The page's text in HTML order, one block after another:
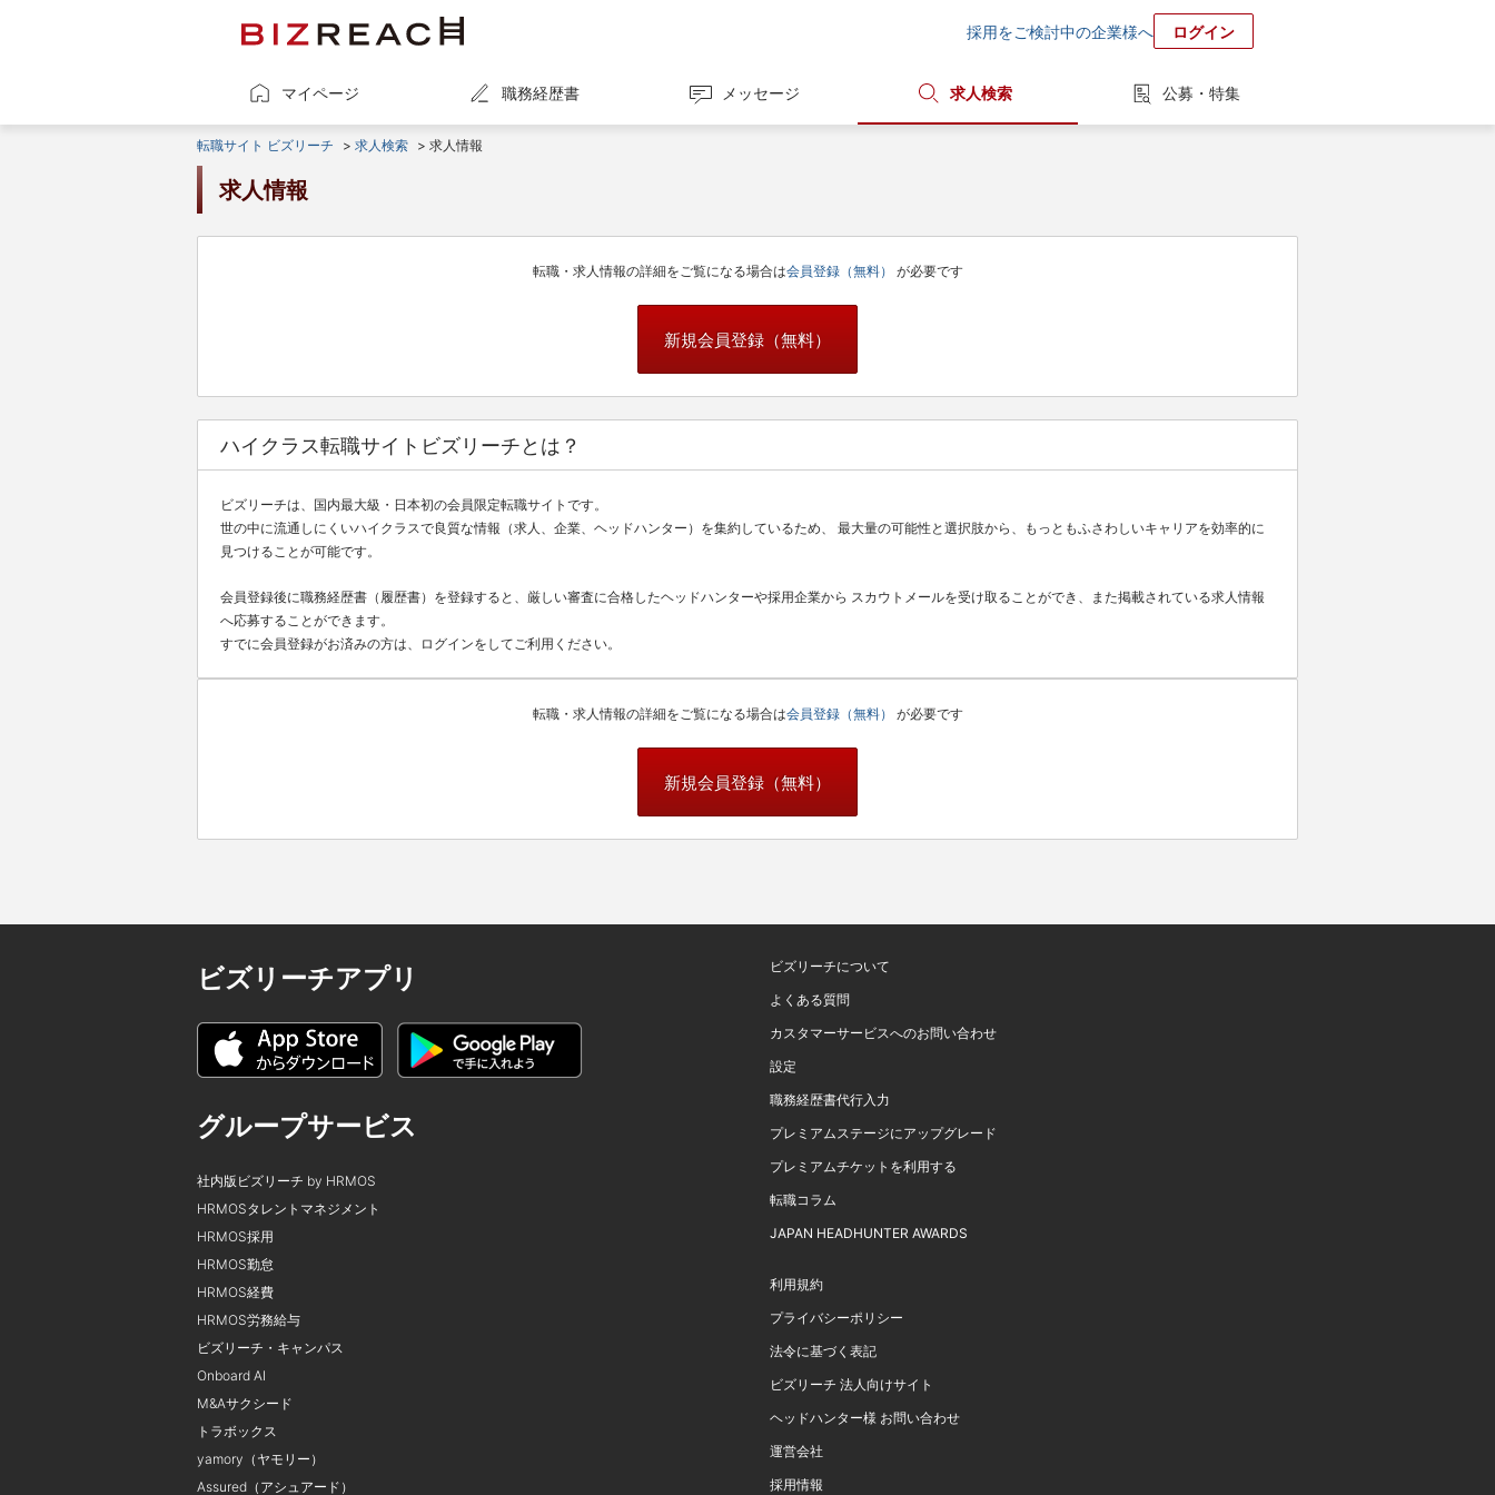
採用をご検討中の企業様へ ログイン
マイページ 職務経歴書 メッセージ 求人検索 公募・特集
転職サイト ビズリーチ > 求人検索 > 求人情報
求人情報
転職・求人情報の詳細をご覧になる場合は会員登録（無料） が必要です
新規会員登録（無料）
ハイクラス転職サイトビズリーチとは？
ビズリーチは、国内最大級・日本初の会員限定転職サイトです。
世の中に流通しにくいハイクラスで良質な情報（求人、企業、ヘッドハンター）を集約しているため、 最大量の可能性と選択肢から、もっともふさわしいキャリアを効率的に
見つけることが可能です。
会員登録後に職務経歴書（履歴書）を登録すると、厳しい審査に合格したヘッドハンターや採用企業から スカウトメールを受け取ることができ、また掲載されている求人情報
へ応募することができます。
すでに会員登録がお済みの方は、ログインをしてご利用ください。
転職・求人情報の詳細をご覧になる場合は会員登録（無料） が必要です
新規会員登録（無料）
ビズリーチアプリ
グループサービス
社内版ビズリーチ by HRMOS
HRMOSタレントマネジメント
HRMOS採用
HRMOS勤怠
HRMOS経費
HRMOS労務給与
ビズリーチ・キャンパス
Onboard AI
M&Aサクシード
トラボックス
yamory（ヤモリー）
Assured（アシュアード）
ビズリーチについて
よくある質問
カスタマーサービスへのお問い合わせ
設定
職務経歴書代行入力
プレミアムステージにアップグレード
プレミアムチケットを利用する
転職コラム
JAPAN HEADHUNTER AWARDS
利用規約
プライバシーポリシー
法令に基づく表記
ビズリーチ 法人向けサイト
ヘッドハンター様 お問い合わせ
運営会社
採用情報